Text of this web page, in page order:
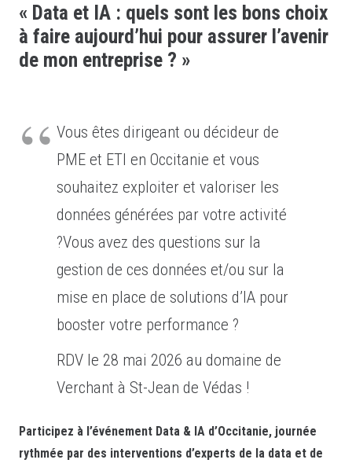
« Data et IA : quels sont les bons choix
à faire aujourd’hui pour assurer l’avenir
de mon entreprise ? »
Vous êtes dirigeant ou décideur de
PME et ETI en Occitanie et vous
souhaitez exploiter et valoriser les
données générées par votre activité
?Vous avez des questions sur la
gestion de ces données et/ou sur la
mise en place de solutions d’IA pour
booster votre performance ?
RDV le 28 mai 2026 au domaine de
Verchant à St-Jean de Védas !
Participez à l’événement Data & IA d’Occitanie, journée
rythmée par des interventions d’experts de la data et de